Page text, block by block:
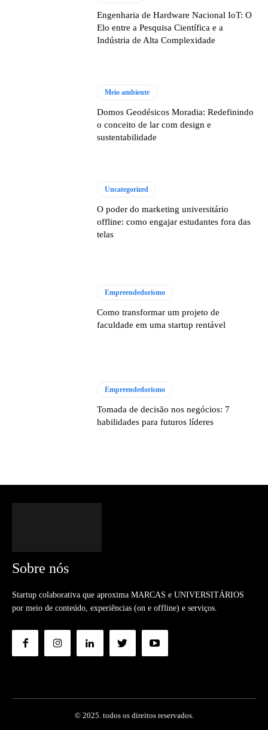
Engenharia de Hardware Nacional IoT: O
Elo entre a Pesquisa Científica e a
Indústria de Alta Complexidade
Meio ambiente
Domos Geodésicos Moradia: Redefinindo
o conceito de lar com design e
sustentabilidade
Uncategorized
O poder do marketing universitário
offline: como engajar estudantes fora das
telas
Empreendedorismo
Como transformar um projeto de
faculdade em uma startup rentável
Empreendedorismo
Tomada de decisão nos negócios: 7
habilidades para futuros líderes
Sobre nós
Startup colaborativa que aproxima MARCAS e UNIVERSITÁRIOS
por meio de conteúdo, experiências (on e offline) e serviços.
© 2025. todos os direitos reservados.